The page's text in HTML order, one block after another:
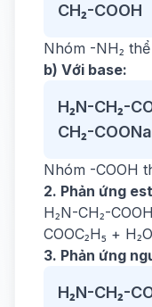
CH₂-COOH
Nhóm -NH₂
b) Với base:
H₂N-CH₂-
CH₂-
Nhóm -COOH
2. Phản ứng
H₂N-CH₂-
COOC₂H₅ +
3. Phản ứng
H₂N-CH₂-